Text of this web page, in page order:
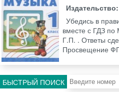
Издательство:
Убедись в
вместе с ГДЗ по
Г.П. . Ответы
Просвещение
БЫСТРЫЙ ПОИСК